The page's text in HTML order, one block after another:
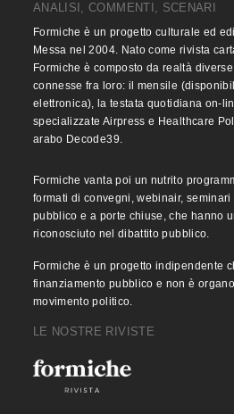
ANALISI, COMMENTI, SCENARI
Formiche è un progetto culturale ed
Messa nel 2004. Nato come rivista
Formiche è composto da realtà
connesse fra loro: il mensile
elettronica), la testata quotidiana on-
specializzate Airpress e Healthcare
arabo Decode39.
Formiche vanta poi un nutrito
formati di convegni, webinair, seminari
pubblico e a porte chiuse, che hanno
riconosciuto nel dibattito pubblico.
Formiche è un progetto indipendente
finanziamento pubblico e non è
movimento politico.
LE NOSTRE RIVISTE